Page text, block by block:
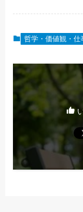
哲学・価値観・仕